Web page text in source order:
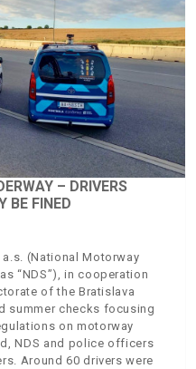
– DRIVERS
BE FINED
(National Motorway
“NDS”), in cooperation
of the Bratislava
summer checks focusing
on motorway
NDS and police officers
Around 60 drivers were